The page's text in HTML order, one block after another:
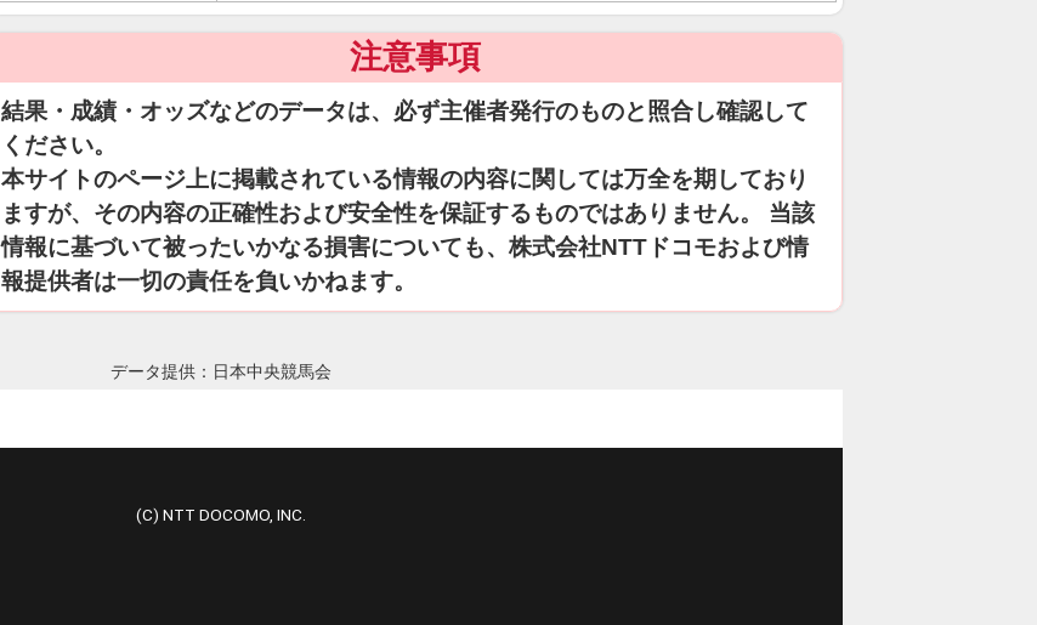
注意事項
結果・成績・オッズなどのデータは、必ず主催者発行のものと照合し確認して
ください。
本サイトのページ上に掲載されている情報の内容に関しては万全を期しており
ますが、その内容の正確性および安全性を保証するものではありません。 当該
情報に基づいて被ったいかなる損害についても、株式会社NTTドコモおよび情
報提供者は一切の責任を負いかねます。
データ提供：日本中央競馬会
(C) NTT DOCOMO, INC.